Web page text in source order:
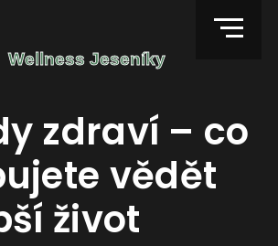
zdraví – co
vědět
život